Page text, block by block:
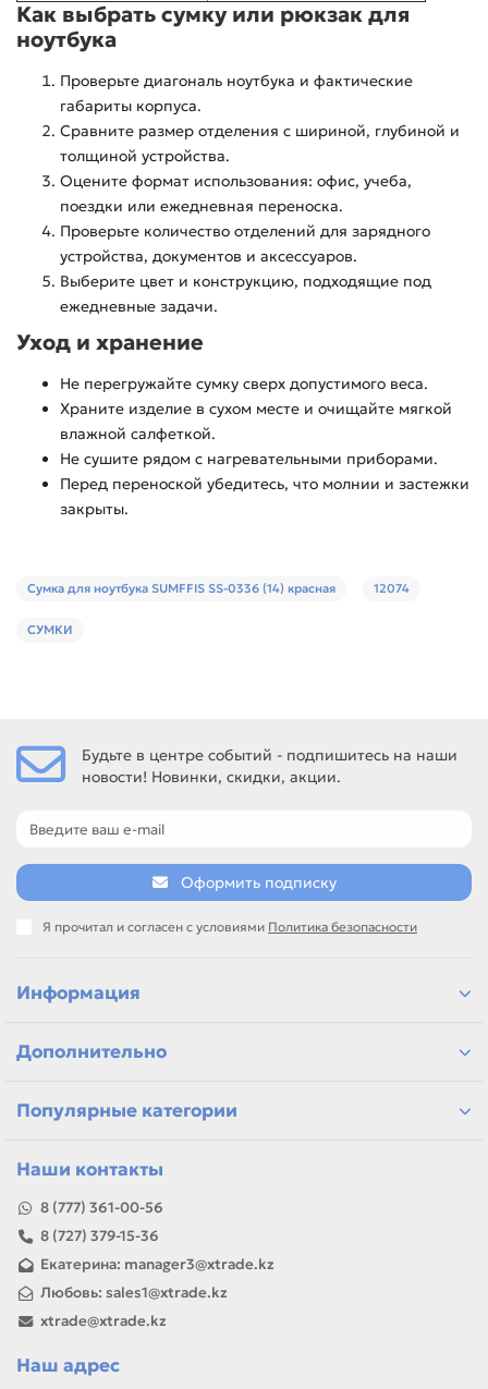
Как выбрать сумку или рюкзак для
ноутбука
Проверьте диагональ ноутбука и фактические
габариты корпуса.
Сравните размер отделения с шириной, глубиной и
толщиной устройства.
Оцените формат использования: офис, учеба,
поездки или ежедневная переноска.
Проверьте количество отделений для зарядного
устройства, документов и аксессуаров.
Выберите цвет и конструкцию, подходящие под
ежедневные задачи.
Уход и хранение
Не перегружайте сумку сверх допустимого веса.
Храните изделие в сухом месте и очищайте мягкой
влажной салфеткой.
Не сушите рядом с нагревательными приборами.
Перед переноской убедитесь, что молнии и застежки
закрыты.
Сумка для ноутбука SUMFFIS SS-0336 (14) красная 12074
СУМКИ
Будьте в центре событий - подпишитесь на наши
новости! Новинки, скидки, акции.
Оформить подписку
Я прочитал и согласен с условиями Политика безопасности
Информация
Дополнительно
Популярные категории
Наши контакты
8 (777) 361-00-56
8 (727) 379-15-36
Екатерина: manager3@xtrade.kz
Любовь: sales1@xtrade.kz
xtrade@xtrade.kz
Наш адрес